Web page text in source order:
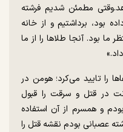
مطمئن شدیم فرشته
بود، برداشتیم و از خانه
ما بود. آنجا طلاها را از ما
را تایید می‌کرد؛ هومن در
در قتل و سرقت را قبول
و همسرم از آن استفاده
عصبانی بودم نقشه قتل را